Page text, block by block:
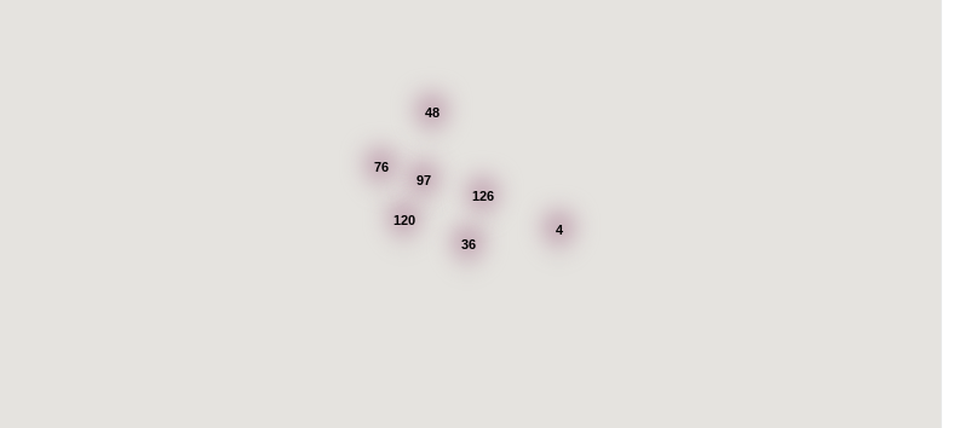
97
120
36
76
126
48
4